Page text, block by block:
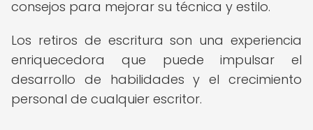
consejos para mejorar su técnica y estilo.
Los retiros de escritura son una experiencia
enriquecedora que puede impulsar el
desarrollo de habilidades y el crecimiento
personal de cualquier escritor.